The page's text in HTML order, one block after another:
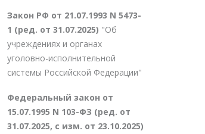
Закон РФ от 21.07.1993 N 5473-
1 (ред. от 31.07.2025) "Об
учреждениях и органах
уголовно-исполнительной
системы Российской Федерации"
Федеральный закон от
15.07.1995 N 103-ФЗ (ред. от
31.07.2025, с изм. от 23.10.2025)